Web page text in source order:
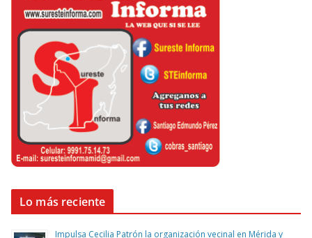
Lo más reciente
Impulsa Cecilia Patrón la organización vecinal en Mérida y